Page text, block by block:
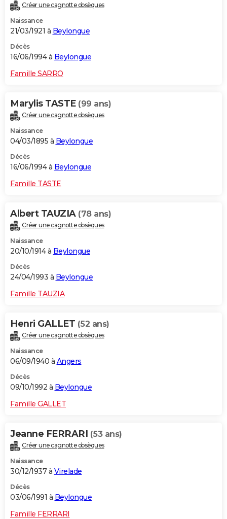
Créer une cagnotte obsèques
Naissance
21/03/1921 à Beylongue
Décès
16/06/1994 à Beylongue
Famille SARRO
Marylis TASTE (99 ans)
Créer une cagnotte obsèques
Naissance
04/03/1895 à Beylongue
Décès
16/06/1994 à Beylongue
Famille TASTE
Albert TAUZIA (78 ans)
Créer une cagnotte obsèques
Naissance
20/10/1914 à Beylongue
Décès
24/04/1993 à Beylongue
Famille TAUZIA
Henri GALLET (52 ans)
Créer une cagnotte obsèques
Naissance
06/09/1940 à Angers
Décès
09/10/1992 à Beylongue
Famille GALLET
Jeanne FERRARI (53 ans)
Créer une cagnotte obsèques
Naissance
30/12/1937 à Virelade
Décès
03/06/1991 à Beylongue
Famille FERRARI